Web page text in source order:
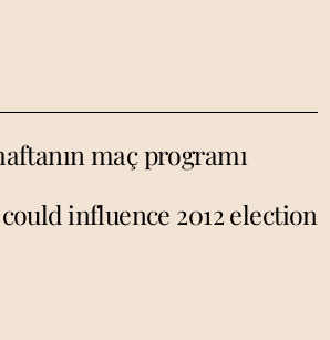
maç programı
influence 2012 election